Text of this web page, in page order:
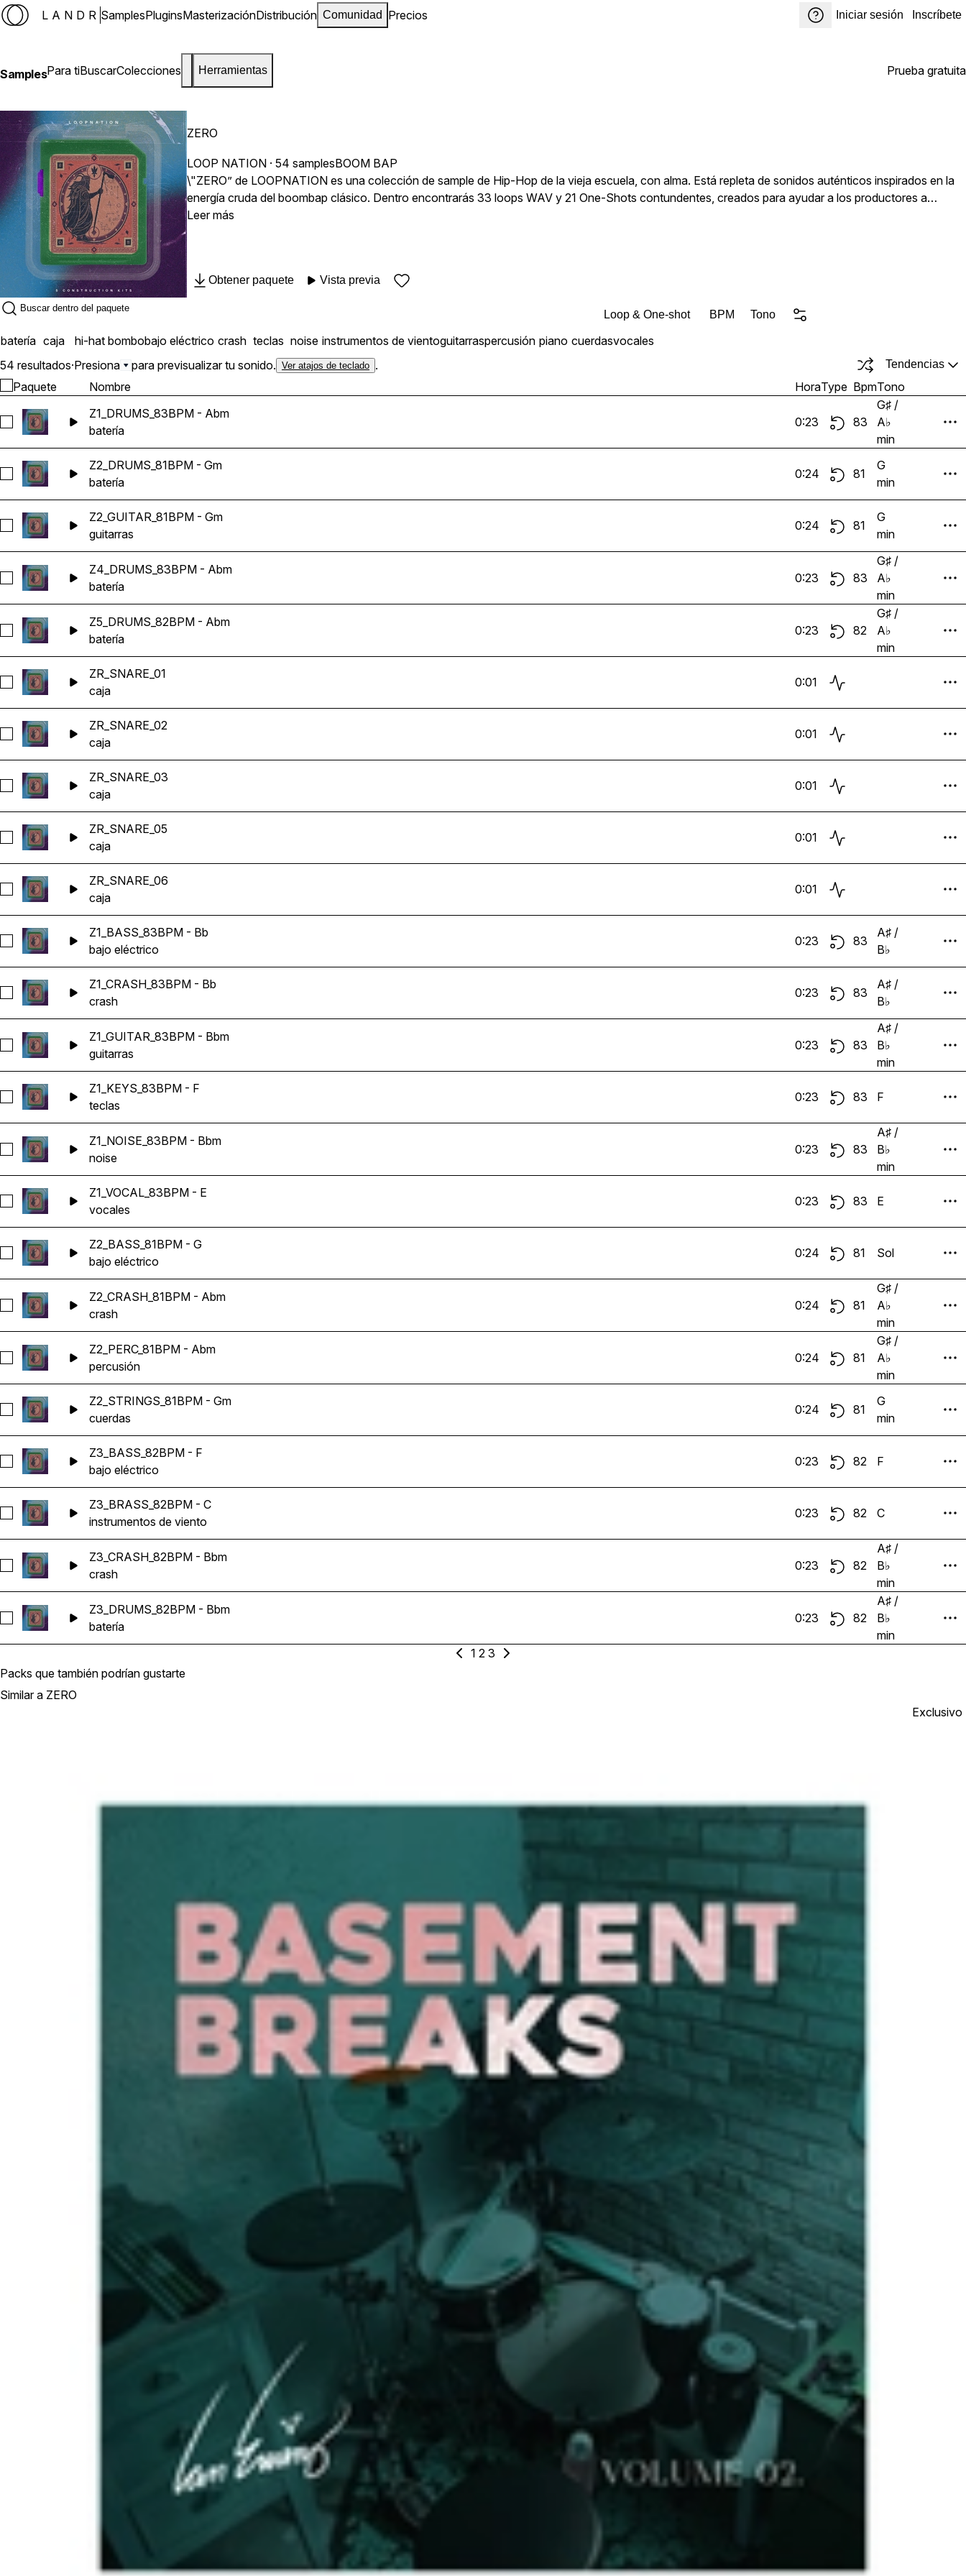
LANDR SamplesPluginsMasterizaciónDistribución Comunidad Precios Iniciar sesión Inscríbete
SamplesPara tiBuscarColecciones Herramientas Prueba gratuita
ZERO
LOOP NATION · 54 samplesBOOM BAP
\"ZERO” de LOOPNATION es una colección de sample de Hip-Hop de la vieja escuela, con alma. Está repleta de sonidos auténticos inspirados en la
energía cruda del boombap clásico. Dentro encontrarás 33 loops WAV y 21 One-Shots contundentes, creados para ayudar a los productores a
construir beats de Hip-Hop atemporales con facilidad. Desde melodías polvorientas y teclas de jazz hasta batería crujiente, líneas de bajo suaves y
Leer más
Obtener paquete Vista previa
Loop & One-shot BPM Tono
batería caja hi-hat bombobajo eléctrico crash teclas noise instrumentos de vientoguitarraspercusión piano cuerdasvocales
54 resultados·Presiona para previsualizar tu sonido. Ver atajos de teclado . Tendencias
Paquete Nombre HoraType BpmTono
Seleccionar Z1_DRUMS_83BPM - Abm
Z1_DRUMS_83BPM - Abm
batería
0:23 83
G♯ /
A♭
min
Seleccionar Z2_DRUMS_81BPM - Gm
Z2_DRUMS_81BPM - Gm
batería
0:24 81
G
min
Seleccionar Z2_GUITAR_81BPM - Gm
Z2_GUITAR_81BPM - Gm
guitarras
0:24 81
G
min
Seleccionar Z4_DRUMS_83BPM - Abm
Z4_DRUMS_83BPM - Abm
batería
0:23 83
G♯ /
A♭
min
Seleccionar Z5_DRUMS_82BPM - Abm
Z5_DRUMS_82BPM - Abm
batería
0:23 82
G♯ /
A♭
min
Seleccionar ZR_SNARE_01
ZR_SNARE_01
caja
0:01
Seleccionar ZR_SNARE_02
ZR_SNARE_02
caja
0:01
Seleccionar ZR_SNARE_03
ZR_SNARE_03
caja
0:01
Seleccionar ZR_SNARE_05
ZR_SNARE_05
caja
0:01
Seleccionar ZR_SNARE_06
ZR_SNARE_06
caja
0:01
Seleccionar Z1_BASS_83BPM - Bb
Z1_BASS_83BPM - Bb
bajo eléctrico
0:23 83
A♯ /
B♭
Seleccionar Z1_CRASH_83BPM - Bb
Z1_CRASH_83BPM - Bb
crash
0:23 83
A♯ /
B♭
Seleccionar Z1_GUITAR_83BPM - Bbm
Z1_GUITAR_83BPM - Bbm
guitarras
0:23 83
A♯ /
B♭
min
Seleccionar Z1_KEYS_83BPM - F
Z1_KEYS_83BPM - F
teclas
0:23 83 F
Seleccionar Z1_NOISE_83BPM - Bbm
Z1_NOISE_83BPM - Bbm
noise
0:23 83
A♯ /
B♭
min
Seleccionar Z1_VOCAL_83BPM - E
Z1_VOCAL_83BPM - E
vocales
0:23 83 E
Seleccionar Z2_BASS_81BPM - G
Z2_BASS_81BPM - G
bajo eléctrico
0:24 81 Sol
Seleccionar Z2_CRASH_81BPM - Abm
Z2_CRASH_81BPM - Abm
crash
0:24 81
G♯ /
A♭
min
Seleccionar Z2_PERC_81BPM - Abm
Z2_PERC_81BPM - Abm
percusión
0:24 81
G♯ /
A♭
min
Seleccionar Z2_STRINGS_81BPM - Gm
Z2_STRINGS_81BPM - Gm
cuerdas
0:24 81
G
min
Seleccionar Z3_BASS_82BPM - F
Z3_BASS_82BPM - F
bajo eléctrico
0:23 82 F
Seleccionar Z3_BRASS_82BPM - C
Z3_BRASS_82BPM - C
instrumentos de viento
0:23 82 C
Seleccionar Z3_CRASH_82BPM - Bbm
Z3_CRASH_82BPM - Bbm
crash
0:23 82
A♯ /
B♭
min
Seleccionar Z3_DRUMS_82BPM - Bbm
Z3_DRUMS_82BPM - Bbm
batería
0:23 82
A♯ /
B♭
min
1 2 3
Packs que también podrían gustarte
Similar a ZERO
Exclusivo